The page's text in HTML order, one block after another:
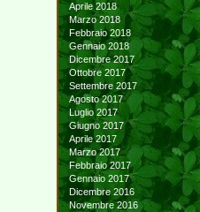
Aprile 2018
Marzo 2018
Febbraio 2018
Gennaio 2018
Dicembre 2017
Ottobre 2017
Settembre 2017
Agosto 2017
Luglio 2017
Giugno 2017
Aprile 2017
Marzo 2017
Febbraio 2017
Gennaio 2017
Dicembre 2016
Novembre 2016